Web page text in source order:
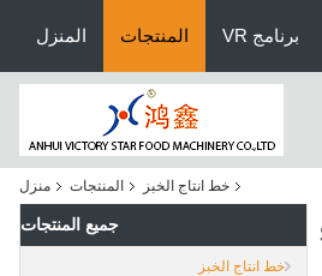
المنزل المنتجات برنامج VR
منزل المنتجات خط انتاج الخبز
جميع المنتجات
خط انتاج الخبز